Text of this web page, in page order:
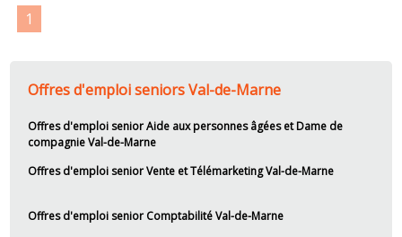
1
Offres d'emploi seniors Val-de-Marne
Offres d'emploi senior Aide aux personnes âgées et Dame de
compagnie Val-de-Marne
Offres d'emploi senior Vente et Télémarketing Val-de-Marne
Offres d'emploi senior Comptabilité Val-de-Marne